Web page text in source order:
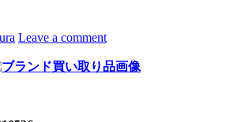
Leave a comment